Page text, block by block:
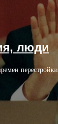
люди
перестройки